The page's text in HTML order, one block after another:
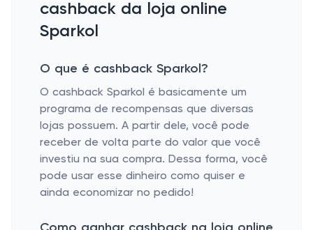
cashback da loja online
Sparkol
O que é cashback Sparkol?
O cashback Sparkol é basicamente um
programa de recompensas que diversas
lojas possuem. A partir dele, você pode
receber de volta parte do valor que você
investiu na sua compra. Dessa forma, você
pode usar esse dinheiro como quiser e
ainda economizar no pedido!